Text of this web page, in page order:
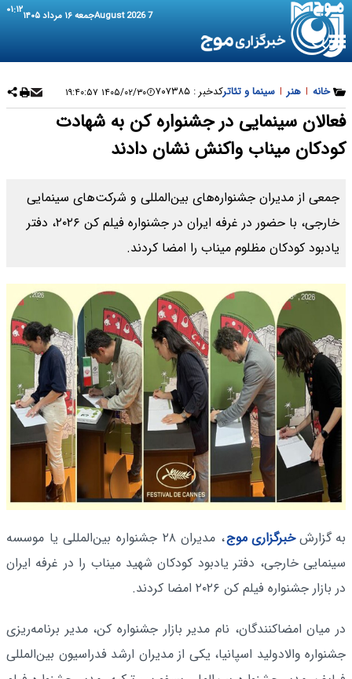
7 August 2026 جمعه ۱۶ مرداد ۱۴۰۵ ۰۱:۱۲
خانه | هنر | سینما و تئاترکدخبر : ۷۰۷۳۸۵ ۱۴۰۵/۰۲/۳۰ ۱۹:۴۰:۵۷
فعالان سینمایی در جشنواره کن به شهادت
کودکان میناب واکنش نشان دادند
جمعی از مدیران جشنواره‌های بین‌المللی و شرکت‌های سینمایی
خارجی، با حضور در غرفه ایران در جشنواره فیلم کن ۲۰۲۶، دفتر
یادبود کودکان مظلوم میناب را امضا کردند.
به گزارشخبرگزاری موج
، مدیران ۲۸ جشنواره بین‌المللی یا موسسه
سینمایی خارجی، دفتر یادبود کودکان شهید میناب را در غرفه ایران
در بازار جشنواره فیلم کن ۲۰۲۶ امضا کردند.
در میان امضاکنندگان، نام مدیر بازار جشنواره کن، مدیر برنامه‌ریزی
جشنواره والادولید اسپانیا، یکی از مدیران ارشد فدراسیون بین‌المللی